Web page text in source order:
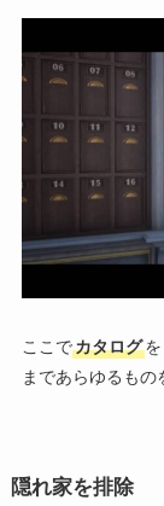
ここでカタログ
まであらゆるもの
隠れ家を排除